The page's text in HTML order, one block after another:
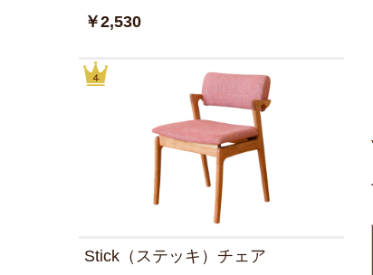
￥2,530
Stick（ステッキ）チェア